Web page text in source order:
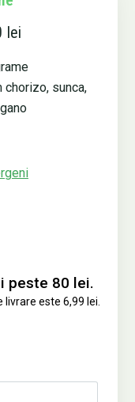
lei
sunca,
peste 80 lei.
este 6,99 lei.